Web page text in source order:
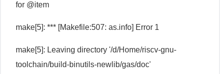
for @item
make[5]: *** [Makefile:507: as.info] Error 1
make[5]: Leaving directory '/d/Home/riscv-gnu-
toolchain/build-binutils-newlib/gas/doc'